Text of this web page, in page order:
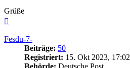
Grüße
Fesdu-7-
Beiträge: 50
Registriert: 15. Okt 2023, 17:02